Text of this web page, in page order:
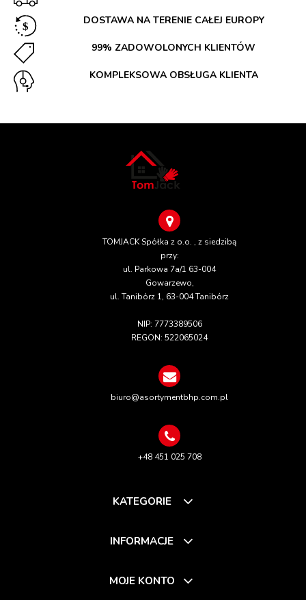
DOSTAWA NA TERENIE CAŁEJ EUROPY
99% ZADOWOLONYCH KLIENTÓW
KOMPLEKSOWA OBSŁUGA KLIENTA
TOMJACK Spółka z o.o. , z siedzibą
przy:
ul. Parkowa 7a/1 63-004
Gowarzewo,
ul. Tanibórz 1, 63-004 Tanibórz
NIP: 7773389506
REGON: 522065024
biuro@asortymentbhp.com.pl
+48 451 025 708
KATEGORIE
INFORMACJE
MOJE KONTO